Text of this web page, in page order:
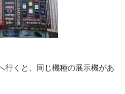
行くと、同じ機種の展示機があ